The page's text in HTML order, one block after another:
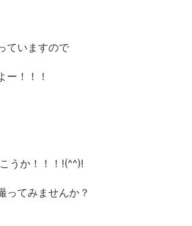
ていますので
ー！！！
うか！！！!(^^)!
ってみませんか？